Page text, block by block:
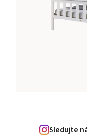
Sledujte